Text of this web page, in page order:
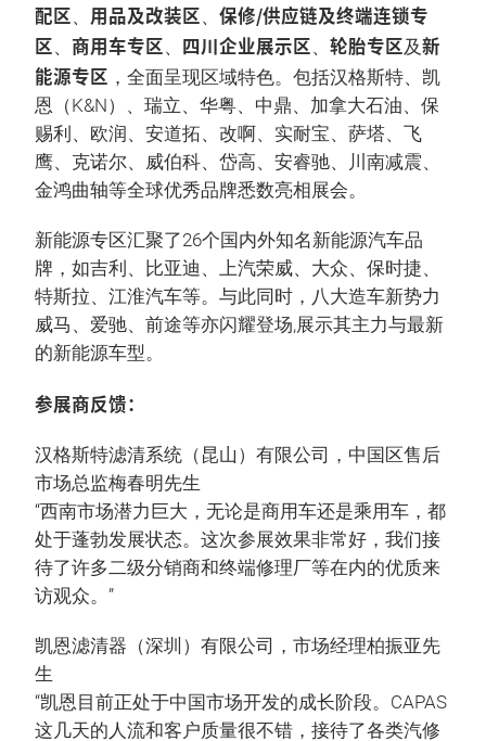
配区、 用品及改装区、 保修/供应链及终端连锁专
区、 商用车专区、 四川企业展示区、 轮胎专区及新
能源专区 ，全面呈现区域特色。包括汉格斯特、凯
恩（K&N）、瑞立、华粤、中鼎、加拿大石油、保
赐利、欧润、安道拓、改啊、实耐宝、萨塔、飞
鹰、克诺尔、威伯科、岱高、安睿驰、川南减震、
金鸿曲轴等全球优秀品牌悉数亮相展会。
新能源专区汇聚了26个国内外知名新能源汽车品
牌，如吉利、比亚迪、上汽荣威、大众、保时捷、
特斯拉、江淮汽车等。与此同时，八大造车新势力
威马、爱驰、前途等亦闪耀登场,展示其主力与最新
的新能源车型。
参展商反馈：
汉格斯特滤清系统（昆山）有限公司，中国区售后
市场总监梅春明先生
“西南市场潜力巨大，无论是商用车还是乘用车，都
处于蓬勃发展状态。这次参展效果非常好，我们接
待了许多二级分销商和终端修理厂等在内的优质来
访观众。”
凯恩滤清器（深圳）有限公司，市场经理柏振亚先
生
“凯恩目前正处于中国市场开发的成长阶段。CAPAS
这几天的人流和客户质量很不错，接待了各类汽修